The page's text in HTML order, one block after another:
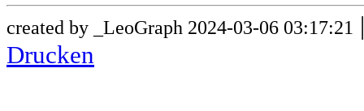
created by _LeoGraph 2024-03-06 03:17:21
Drucken